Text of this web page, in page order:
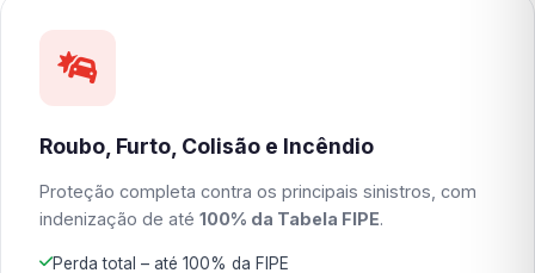
Roubo, Furto, Colisão e Incêndio
Proteção completa contra os principais sinistros, com
indenização de até 100% da Tabela FIPE.
Perda total – até 100% da FIPE